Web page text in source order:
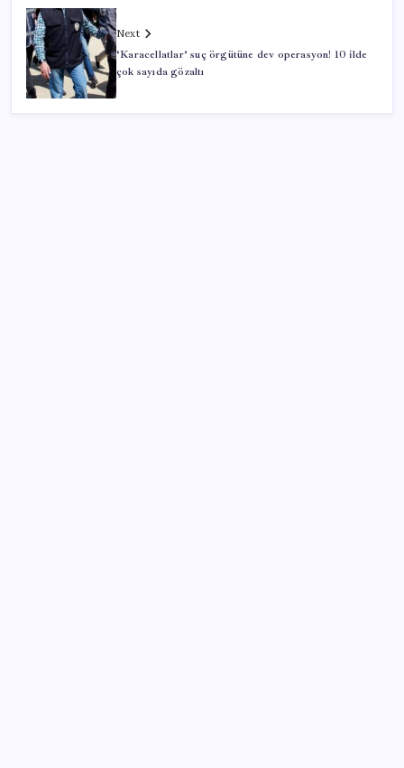
Next
‘Karacellatlar’ suç örgütüne dev operasyon! 10 ilde
çok sayıda gözaltı